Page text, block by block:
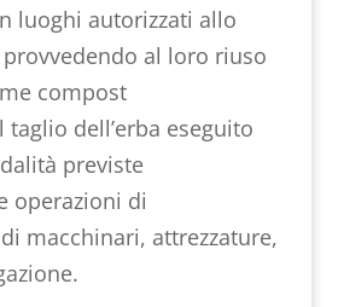
luoghi autorizzati allo
al loro riuso
compost
taglio dell’erba eseguito
previste
operazioni di
macchinari, attrezzature,